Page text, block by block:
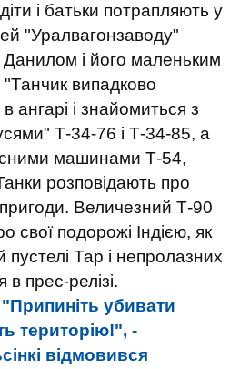
і батьки потрапляють у
"Уралвагонзаводу"
Данилом і його маленьким
випадково
ангарі і знайомиться з
Т-34-76 і Т-34-85, а
машинами Т-54,
розповідають про
пригоди. Величезний Т-90
свої подорожі Індією, як
пустелі Тар і непролазних
прес-релізі.
"Припиніть убивати
територію!", -
відмовився